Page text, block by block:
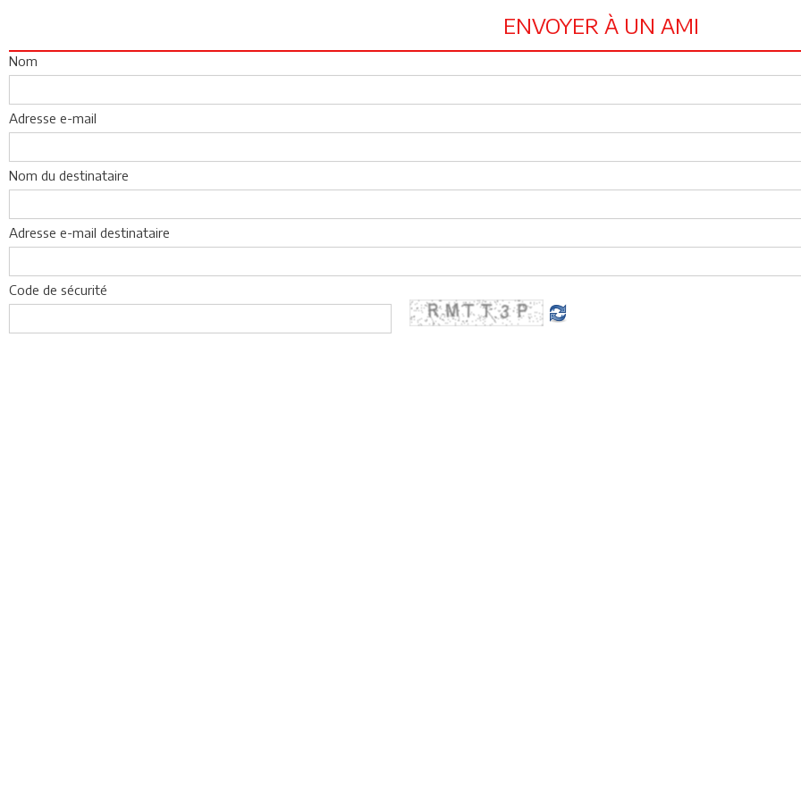
ENVOYER À UN AMI
Nom
Adresse e-mail
Nom du destinataire
Adresse e-mail destinataire
Code de sécurité